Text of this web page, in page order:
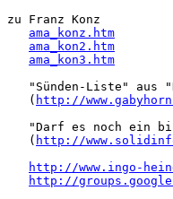
zu Franz Konz
ama_konz.htm
ama_kon2.htm
ama_kon3.htm
"Sünden-Liste" aus
   (
http://
"Darf es noch ein
   (
http://
http://www.ingo-
http://